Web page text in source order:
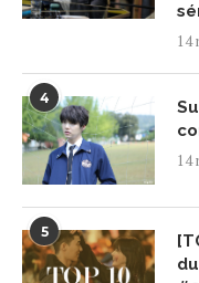
14
4
14
5